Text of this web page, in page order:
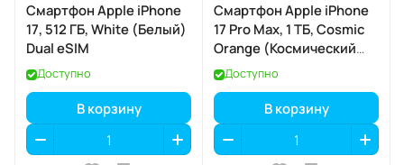
Смартфон Apple iPhone
17, 512 ГБ, White (Белый)
Dual eSIM
Доступно
В корзину
Смартфон Apple iPhone
17 Pro Max, 1 ТБ, Cosmic
Orange (Космический
оранжевый) SIM+eSIM
Доступно
В корзину